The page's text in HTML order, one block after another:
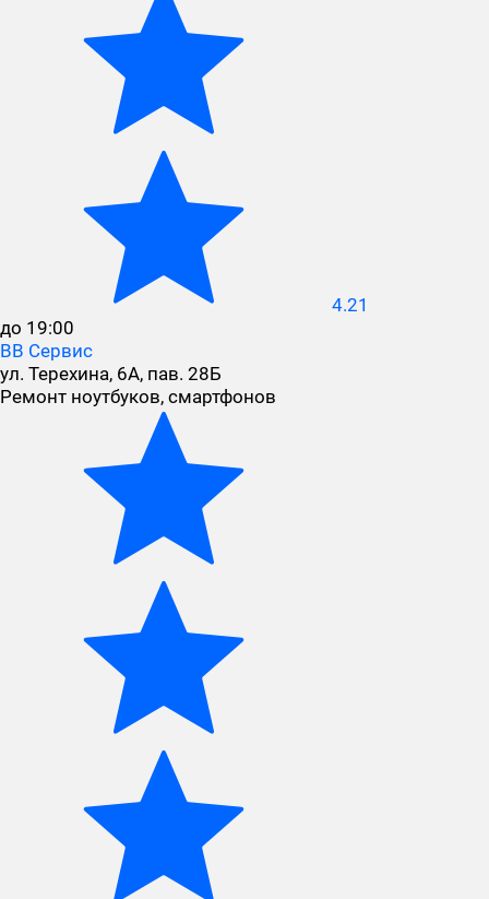
4.21
до 19:00
ВВ Сервис
ул. Терехина, 6А, пав. 28Б
Ремонт ноутбуков, смартфонов